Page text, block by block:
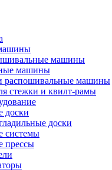
машины
машины
распошивальные машины
стежки и квилт-рамы
доски
доски
системы
прессы